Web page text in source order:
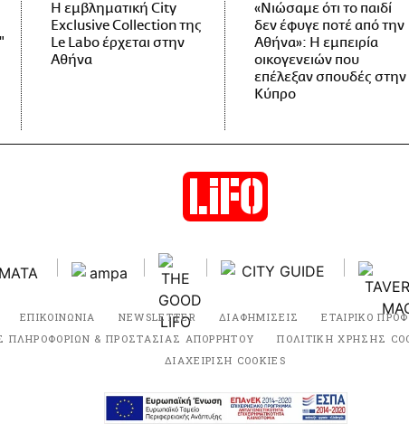
Η εμβληματική City
Exclusive Collection της
Le Labo έρχεται στην
Αθήνα
«Νιώσαμε ότι το παιδί
δεν έφυγε ποτέ από την
Αθήνα»: Η εμπειρία
οικογενειών που
επέλεξαν σπουδές στην
Κύπρο
ΕΠΙΚΟΙΝΩΝΙΑ NEWSLETTER ΔΙΑΦΗΜΙΣΕΙΣ ΕΤΑΙΡΙΚΟ
ΠΛΗΡΟΦΟΡΙΩΝ & ΠΡΟΣΤΑΣΙΑΣ ΑΠΟΡΡΗΤΟΥ
ΠΟΛΙΤΙΚΗ ΧΡΗΣΗΣ
ΔΙΑΧΕΙΡΙΣΗ COOKIES